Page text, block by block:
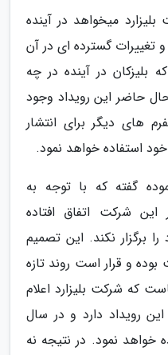
میخواهد در آینده
و تغییرات گسترده ای در آن
بلیزکان در آینده در چه
حاضر این رویداد وجود
های دیگر برای انتشار
استفاده خواهد نمود.
گفته که با توجه به
شرکت اتفاق افتاده
برگزار نکند. این تصمیم
و قرار است روند تازه
که شرکت بلیزارد اعلام
رویداد دارد و در سال
خواهد نمود. در نتیجه نه